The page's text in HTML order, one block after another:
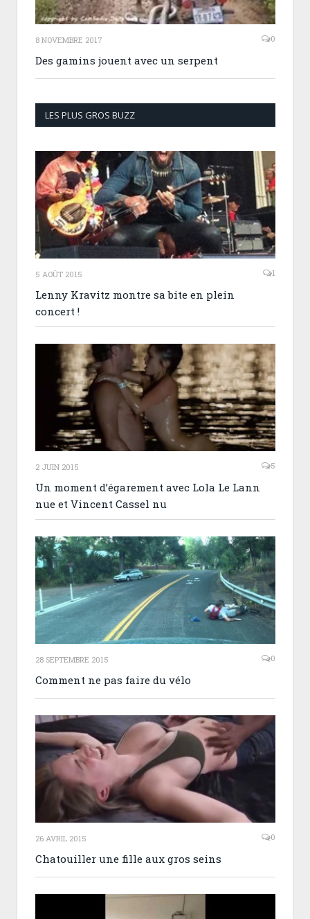
8 NOVEMBRE 2017 0
Des gamins jouent avec un serpent
LES PLUS GROS BUZZ
5 AOÛT 2015 1
Lenny Kravitz montre sa bite en plein
concert !
2 JUIN 2015 5
Un moment d’égarement avec Lola Le Lann
nue et Vincent Cassel nu
28 SEPTEMBRE 2015 0
Comment ne pas faire du vélo
26 AVRIL 2015 0
Chatouiller une fille aux gros seins